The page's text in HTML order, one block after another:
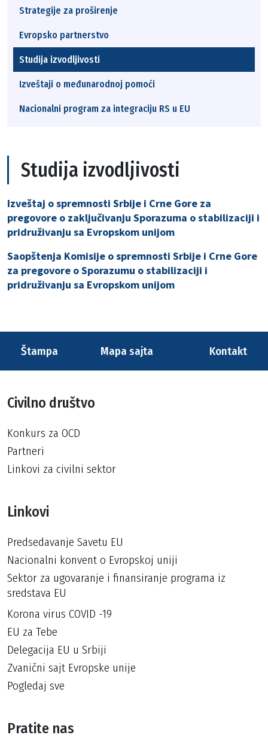
Strategije za proširenje
Evropsko partnerstvo
Studija izvodljivosti
Izveštaji o međunarodnoj pomoći
Nacionalni program za integraciju RS u EU
Studija izvodljivosti
Izveštaj o spremnosti Srbije i Crne Gore za
pregovore o zaključivanju Sporazuma o stabilizaciji i
pridruživanju sa Evropskom unijom
Saopštenja Komisije o spremnosti Srbije i Crne Gore
za pregovore o Sporazumu o stabilizaciji i
pridruživanju sa Evropskom unijom
Štampa Mapa sajta Kontakt
Civilno društvo
Konkurs za OCD
Partneri
Linkovi za civilni sektor
Linkovi
Predsedavanje Savetu EU
Nacionalni konvent o Evropskoj uniji
Sektor za ugovaranje i finansiranje programa iz
sredstava EU
Korona virus COVID -19
EU za Tebe
Delegacija EU u Srbiji
Zvanični sajt Evropske unije
Pogledaj sve
Pratite nas